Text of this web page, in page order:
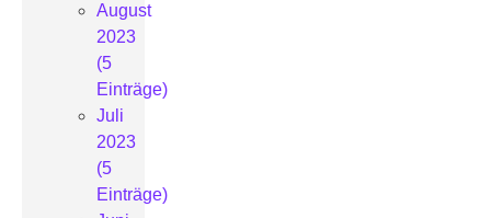
August
2023
(5
Einträge)
Juli
2023
(5
Einträge)